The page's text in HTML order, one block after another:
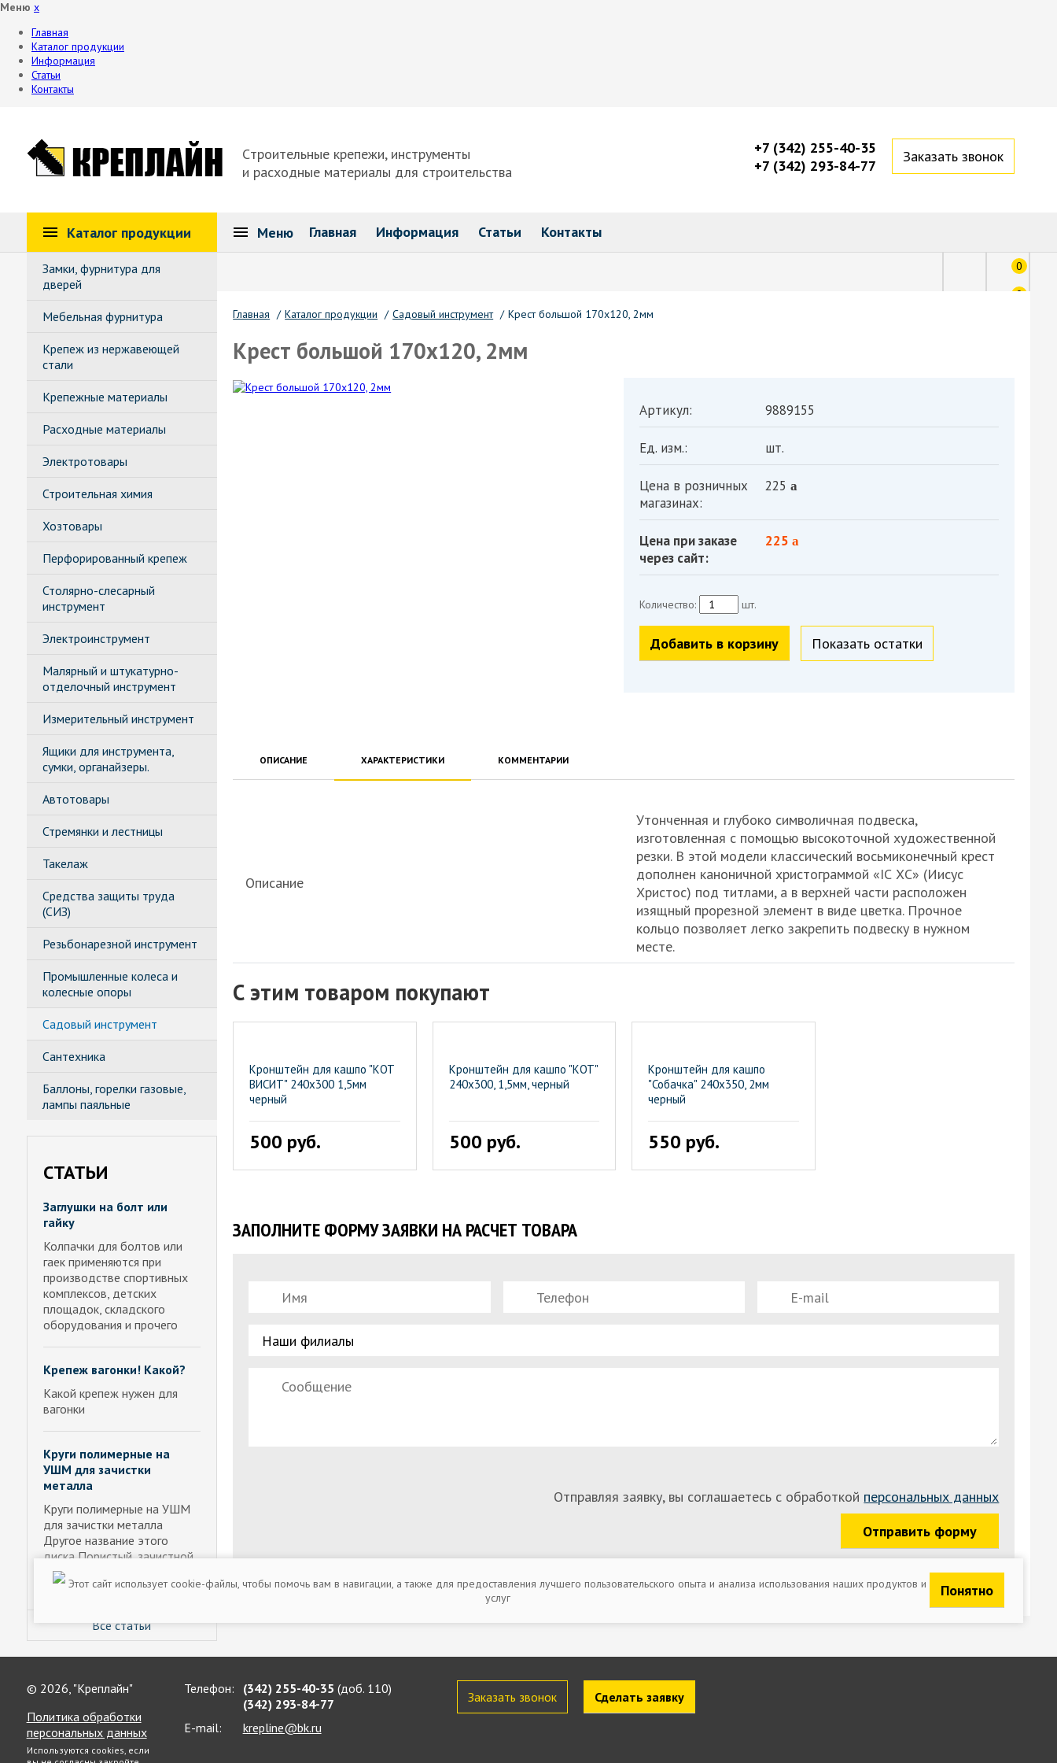
Меню x
Главная
Каталог продукции
Информация
Статьи
Контакты
Cтроительные крепежи, инструменты
и расходные материалы для строительства
+7 (342) 255-40-35
+7 (342) 293-84-77
Заказать звонок
Каталог продукции Меню Главная Информация Статьи Контакты
0
0
Замки, фурнитура для
дверей
Мебельная фурнитура
Крепеж из нержавеющей
стали
Крепежные материалы
Расходные материалы
Электротовары
Строительная химия
Хозтовары
Перфорированный крепеж
Столярно-слесарный
инструмент
Электроинструмент
Малярный и штукатурно-
отделочный инструмент
Измерительный инструмент
Ящики для инструмента,
сумки, органайзеры.
Автотовары
Стремянки и лестницы
Такелаж
Средства защиты труда
(СИЗ)
Резьбонарезной инструмент
Промышленные колеса и
колесные опоры
Садовый инструмент
Сантехника
Баллоны, горелки газовые,
лампы паяльные
СТАТЬИ
Заглушки на болт или
гайку
Колпачки для болтов или
гаек применяются при
производстве спортивных
комплексов, детских
площадок, складского
оборудования и прочего
Крепеж вагонки! Какой?
Какой крепеж нужен для
вагонки
Круги полимерные на
УШМ для зачистки
металла
Круги полимерные на УШМ
для зачистки металла
Другое название этого
диска Пористый, зачистной,
фибровый, коралловый
Полимерные круги
Все статьи
Главная / Каталог продукции / Садовый инструмент / Крест большой 170х120, 2мм
Крест большой 170х120, 2мм
Артикул: 9889155
Ед. изм.: шт.
Цена в розничных
магазинах:
225a
Цена при заказе
через сайт:
225a
Количество: шт.
Добавить в корзину Показать остатки
ОПИСАНИЕ ХАРАКТЕРИСТИКИ КОММЕНТАРИИ
Описание
Утонченная и глубоко символичная подвеска,
изготовленная с помощью высокоточной художественной
резки. В этой модели классический восьмиконечный крест
дополнен каноничной христограммой «ІС ХС» (Иисус
Христос) под титлами, а в верхней части расположен
изящный прорезной элемент в виде цветка. Прочное
кольцо позволяет легко закрепить подвеску в нужном
месте.
С этим товаром покупают
Кронштейн для кашпо "КОТ
ВИСИТ" 240х300 1,5мм
черный
500 руб.
Кронштейн для кашпо "КОТ"
240х300, 1,5мм, черный
500 руб.
Кронштейн для кашпо
"Собачка" 240х350, 2мм
черный
550 руб.
ЗАПОЛНИТЕ ФОРМУ ЗАЯВКИ НА РАСЧЕТ ТОВАРА
Отправляя заявку, вы соглашаетесь с обработкой персональных данных
Отправить форму
© 2026, "Креплайн"
Политика обработки
персональных данных
Используются cookies, если
Телефон: (342) 255-40-35 (доб. 110)
(342) 293-84-77
E-mail:
krepline@bk.ru
Заказать звонок Сделать заявку
Этот сайт использует cookie-файлы, чтобы помочь вам в навигации, а также для предоставления лучшего пользовательского опыта и анализа использования наших продуктов и
услуг
Понятно